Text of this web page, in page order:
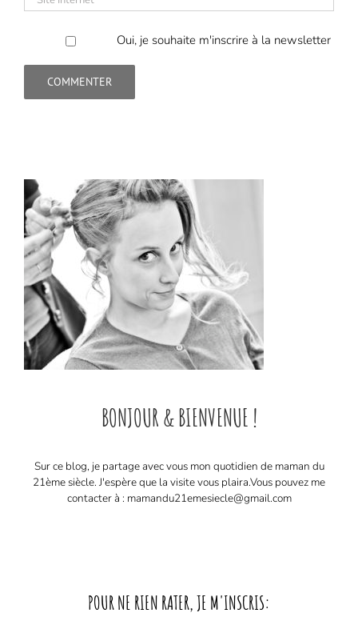
Oui, je souhaite m'inscrire à la newsletter
BONJOUR & BIENVENUE !
Sur ce blog, je partage avec vous mon quotidien de maman du
21ème siècle. J'espère que la visite vous plaira. ​ Vous pouvez me
contacter à : mamandu21emesiecle@gmail.com
POUR NE RIEN RATER, JE M'INSCRIS: